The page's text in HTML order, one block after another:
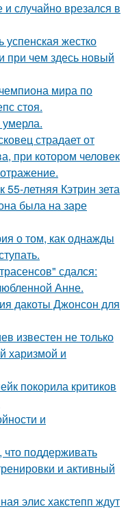
случайно врезался в
жестко
при чем здесь новый
мира по
стоя.
умерла.
страдает от
при котором человек
55-летняя Кэтрин зета
была на заре
о том, как однажды
сдался:
Анне.
дакоты Джонсон для
известен не только
харизмой и
покорила критиков
и
что поддерживать
и активный
элис хакстепп ждут